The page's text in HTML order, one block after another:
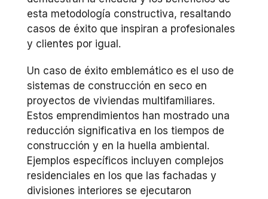
esta metodología constructiva, resaltando
casos de éxito que inspiran a profesionales
y clientes por igual.
Un caso de éxito emblemático es el uso de
sistemas de construcción en seco en
proyectos de viviendas multifamiliares.
Estos emprendimientos han mostrado una
reducción significativa en los tiempos de
construcción y en la huella ambiental.
Ejemplos específicos incluyen complejos
residenciales en los que las fachadas y
divisiones interiores se ejecutaron